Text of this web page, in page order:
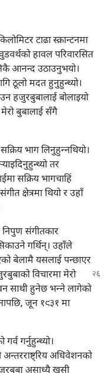
टाढा स्क्रान्टनमा
हावल परिवारसित
आनन्द उठाउनुभयो।
ठूलो मदत हुनुहुन्थ्यो।
हजुरबुबालाई बोलाइयो
बुबालाई सँगै
भाग लिनुहुन्‍नथियो।
तर
सक्रिय भागचाहिं
क्षेत्रमा थियो र उहाँ
निपुण संगीतकार
गर्थिन्‌। उहाँले
बेलामै यसलाई पन्छाएर
विचारमा मेरो
साथी हुनेछ भन्‍ने लागेको
जून १९३१ मा
गर्नुहुन्थ्यो।
अधिवेशनको